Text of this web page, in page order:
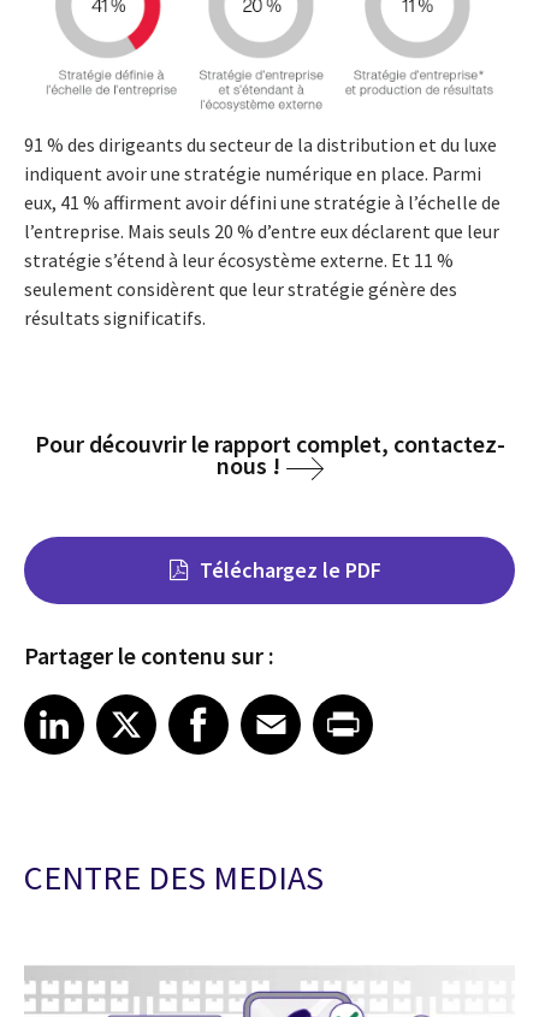
91 % des dirigeants du secteur de la distribution et du luxe
indiquent avoir une stratégie numérique en place. Parmi
eux, 41 % affirment avoir défini une stratégie à l’échelle de
l’entreprise. Mais seuls 20 % d’entre eux déclarent que leur
stratégie s’étend à leur écosystème externe. Et 11 %
seulement considèrent que leur stratégie génère des
résultats significatifs.
Pour découvrir le rapport complet, contactez-
nous !
Téléchargez le PDF
Partager le contenu sur :
Share on LinkedIn
LinkedIn
Share on X Share on FacebookFacebook
Share on EmailEmailShare on Print
CENTRE DES MEDIAS